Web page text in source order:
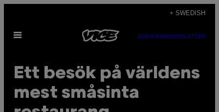
content
+ SWEDISH
Open
SUBSCRIBENEWSLETTER
Ett besök på världens
mest småsinta